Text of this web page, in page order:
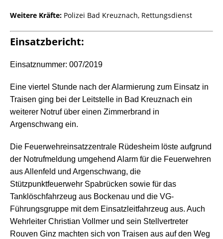
Weitere Kräfte: Polizei Bad Kreuznach, Rettungsdienst
Einsatzbericht:
Einsatznummer: 007/2019
Eine viertel Stunde nach der Alarmierung zum Einsatz in
Traisen ging bei der Leitstelle in Bad Kreuznach ein
weiterer Notruf über einen Zimmerbrand in
Argenschwang ein.
Die Feuerwehreinsatzzentrale Rüdesheim löste aufgrund
der Notrufmeldung umgehend Alarm für die Feuerwehren
aus Allenfeld und Argenschwang, die
Stützpunktfeuerwehr Spabrücken sowie für das
Tanklöschfahrzeug aus Bockenau und die VG-
Führungsgruppe mit dem Einsatzleitfahrzeug aus. Auch
Wehrleiter Christian Vollmer und sein Stellvertreter
Rouven Ginz machten sich von Traisen aus auf den Weg